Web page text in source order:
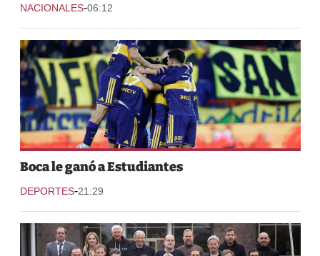
NACIONALES-06:12
Boca le ganó a Estudiantes
DEPORTES-21:29